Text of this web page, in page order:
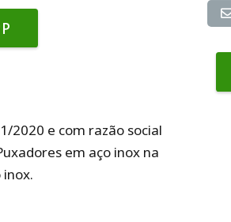
2020 e com razão social
em aço inox na